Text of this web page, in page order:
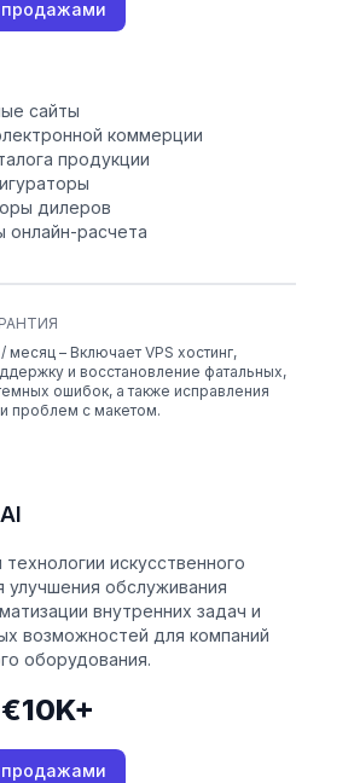
продажами
сайты
коммерции
продукции
дилеров
онлайн-расчета
– Включает VPS хостинг,
и восстановление фатальных,
ошибок, а также исправления
проблем с макетом.
искусственного
улучшения обслуживания
внутренних задач и
возможностей для компаний
оборудования.
продажами